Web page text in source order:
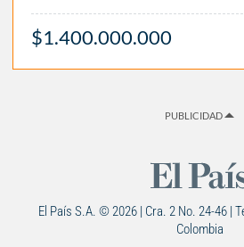
$1.400.000.000
PUBLICIDAD
El País S.A. © 2026 | Cra. 2 No. 24-46 |
Colombia